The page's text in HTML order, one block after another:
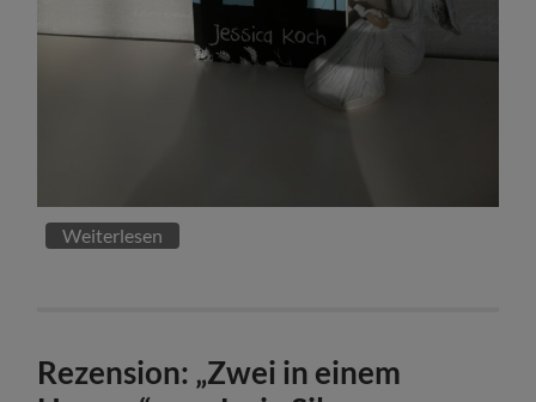
Weiterlesen
Rezension: „Zwei in einem